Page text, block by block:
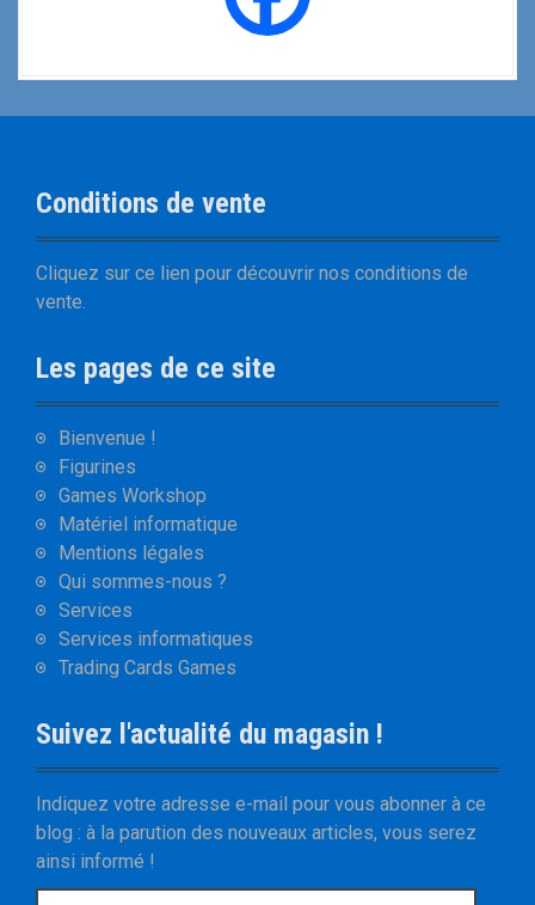
Conditions de vente
Cliquez sur ce lien pour découvrir nos conditions de
vente.
Les pages de ce site
Bienvenue !
Figurines
Games Workshop
Matériel informatique
Mentions légales
Qui sommes-nous ?
Services
Services informatiques
Trading Cards Games
Suivez l'actualité du magasin !
Indiquez votre adresse e-mail pour vous abonner à ce
blog : à la parution des nouveaux articles, vous serez
ainsi informé !